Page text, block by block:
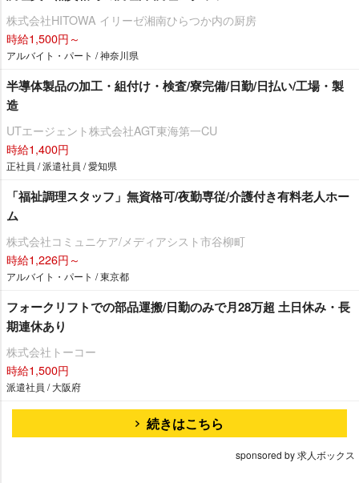
株式会社HITOWA イリーゼ湘南ひらつか内の厨房
時給1,500円～
アルバイト・パート / 神奈川県
半導体製品の加工・組付け・検査/寮完備/日勤/日払い/工場・製
造
UTエージェント株式会社AGT東海第一CU
時給1,400円
正社員 / 派遣社員 / 愛知県
「福祉調理スタッフ」無資格可/夜勤専従/介護付き有料老人ホー
ム
株式会社コミュニケア/メディアシスト市谷柳町
時給1,226円～
アルバイト・パート / 東京都
フォークリフトでの部品運搬/日勤のみで月28万超 土日休み・長
期連休あり
株式会社トーコー
時給1,500円
派遣社員 / 大阪府
続きはこちら
sponsored by 求人ボックス